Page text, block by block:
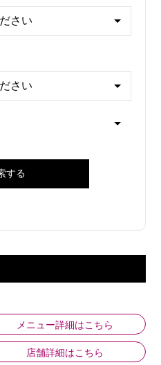
メニュー詳細はこちら
店舗詳細はこちら